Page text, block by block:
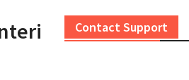
Contact Support